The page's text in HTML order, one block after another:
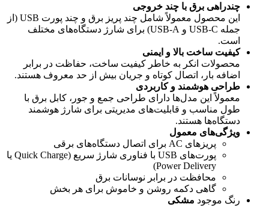
چندراهی برق با چند خروجی
این محصول معمولاً شامل چند پریز برق و چند پورت USB (از
جمله USB-C و USB-A) برای شارژ دستگاه‌های مختلف
است.
کیفیت ساخت بالا و ایمنی
محصولات انکر به خاطر کیفیت ساخت، حفاظت در برابر
اضافه بار، اتصال کوتاه و جریان بیش از حد معروف هستند.
طراحی هوشمند و کاربردی
معمولاً این مدل‌ها دارای طراحی جمع و جور، کابل برق با
طول مناسب و قابلیت‌های مدیریتی برای شارژ هوشمند
دستگاه‌ها هستند.
ویژگی‌های معمول
پریزهای AC برای اتصال دستگاه‌های برقی
پورت‌های USB با فناوری شارژ سریع (Quick Charge یا
Power Delivery)
محافظت در برابر نوسانات برق
گاهی دکمه روشن و خاموش برای هر بخش
رنگ موجود مشکی